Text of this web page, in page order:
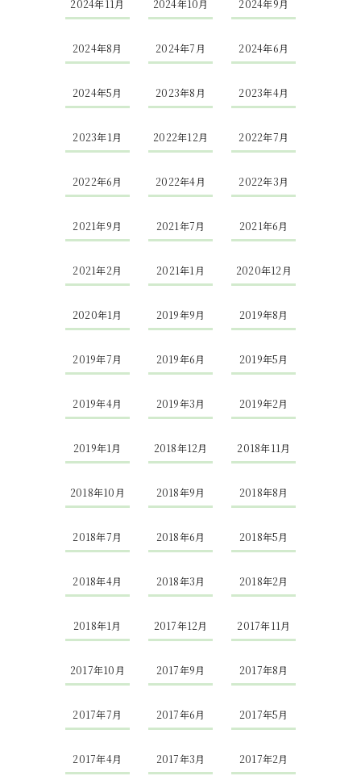
2024年11月 2024年10月 2024年9月
2024年8月 2024年7月 2024年6月
2024年5月 2023年8月 2023年4月
2023年1月 2022年12月 2022年7月
2022年6月 2022年4月 2022年3月
2021年9月 2021年7月 2021年6月
2021年2月 2021年1月 2020年12月
2020年1月 2019年9月 2019年8月
2019年7月 2019年6月 2019年5月
2019年4月 2019年3月 2019年2月
2019年1月 2018年12月 2018年11月
2018年10月 2018年9月 2018年8月
2018年7月 2018年6月 2018年5月
2018年4月 2018年3月 2018年2月
2018年1月 2017年12月 2017年11月
2017年10月 2017年9月 2017年8月
2017年7月 2017年6月 2017年5月
2017年4月 2017年3月 2017年2月